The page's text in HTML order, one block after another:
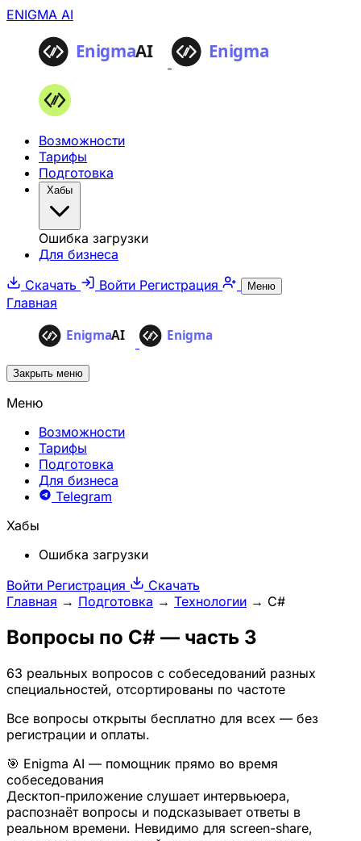
ENIGMA AI
Возможности
Тарифы
Подготовка
Хабы
Ошибка загрузки
Для бизнеса
Скачать
Войти Регистрация Меню
Главная
Закрыть меню
Меню
Возможности
Тарифы
Подготовка
Для бизнеса
Telegram
Хабы
Ошибка загрузки
Войти Регистрация
Скачать
Главная → Подготовка → Технологии → C#
Вопросы по C# — часть 3
63 реальных вопросов с собеседований разных
специальностей, отсортированы по частоте
Все вопросы открыты бесплатно для всех — без
регистрации и оплаты.
🎯 Enigma AI — помощник прямо во время
собеседования
Десктоп-приложение слушает интервьюера,
распознаёт вопросы и подсказывает ответы в
реальном времени. Невидимо для screen-share,